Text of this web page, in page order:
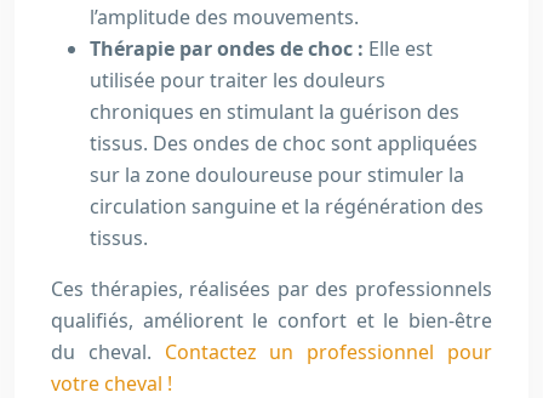
l’amplitude des mouvements.
Thérapie par ondes de choc : Elle est
utilisée pour traiter les douleurs
chroniques en stimulant la guérison des
tissus. Des ondes de choc sont appliquées
sur la zone douloureuse pour stimuler la
circulation sanguine et la régénération des
tissus.
Ces thérapies, réalisées par des professionnels
qualifiés, améliorent le confort et le bien-être
du cheval. Contactez un professionnel pour
votre cheval !